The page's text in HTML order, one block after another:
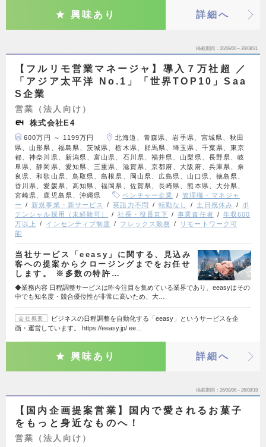
興味あり 詳細へ
掲載期間 26/08/06～26/08/21
【フルリモ営業マネージャ】導入７万社超 ／
「アジア太平洋 No.1」「世界TOP10」Saa
S企業
営業（法人向け）
株式会社E4
600万円 ～ 1199万円
北海道、青森県、岩手県、宮城県、秋田
県、山形県、福島県、茨城県、栃木県、群馬県、埼玉県、千葉県、東京
都、神奈川県、新潟県、富山県、石川県、福井県、山梨県、長野県、岐
阜県、静岡県、愛知県、三重県、滋賀県、京都府、大阪府、兵庫県、奈
良県、和歌山県、鳥取県、島根県、岡山県、広島県、山口県、徳島県、
香川県、愛媛県、高知県、福岡県、佐賀県、長崎県、熊本県、大分県、
宮崎県、鹿児島県、沖縄県
ベンチャー企業
管理職・マネジャ
ー
新規事業・新サービス 英語力不問 転勤なし 土日祝休み
ポ
テンシャル採用（未経験可）
社長・役員直下 事業責任者
年収600
万以上
インセンティブ制度 フレックス勤務
リモートワーク可
能
当社サービス「eeasy」に関する、見込み
客への提案からクロージングまでをお任せ
します。 ※多数の特許…
◆業務内容 日程調整サービスは昨今注目を集めている業界であり、eeasyはその
中でも知名度・競合優位性が非常に高いため、大…
会社概要
ビジネスの日程調整を自動化する「eeasy」というサービスを企
画・運営しています。 https://eeasy.jp/ ee…
興味あり 詳細へ
掲載期間 26/08/06～26/08/19
【国内企画提案営業】国内で愛されるお菓子
をもっと身近なものへ！
営業（法人向け）